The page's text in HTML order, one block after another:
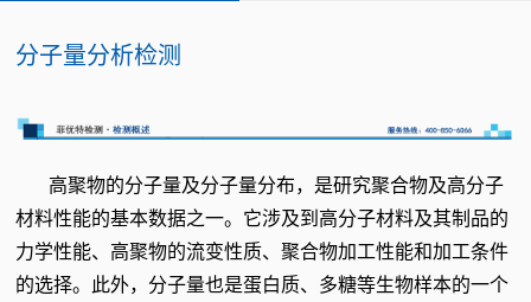
分子量分析检测
高聚物的分子量及分子量分布，是研究聚合物及高分子
材料性能的基本数据之一。它涉及到高分子材料及其制品的
力学性能、高聚物的流变性质、聚合物加工性能和加工条件
的选择。此外，分子量也是蛋白质、多糖等生物样本的一个